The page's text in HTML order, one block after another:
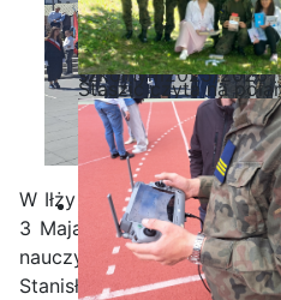
Ostatnia garść
Akademii CISCO w
szkolnym2025/2026
Staszic czyta na
W Iłży odbyły się miejskie
3 Maja, w których
nauczyciele z Zespołu
Stanisława Staszica.